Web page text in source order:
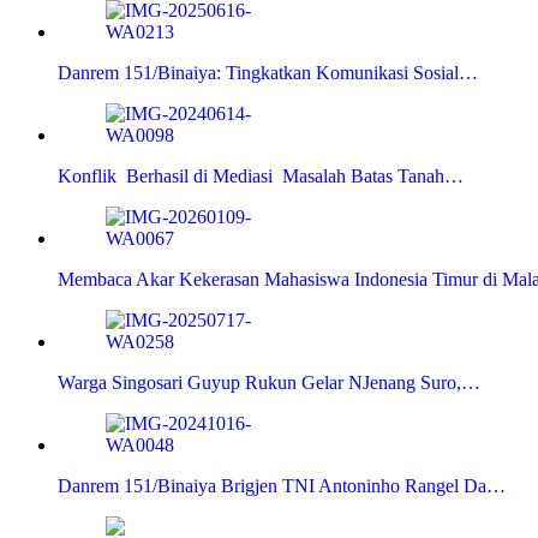
Danrem 151/Binaiya: Tingkatkan Komunikasi Sosial…
Konflik Berhasil di Mediasi Masalah Batas Tanah…
Membaca Akar Kekerasan Mahasiswa Indonesia Timur di
Warga Singosari Guyup Rukun Gelar NJenang Suro,…
Danrem 151/Binaiya Brigjen TNI Antoninho Rangel Da…